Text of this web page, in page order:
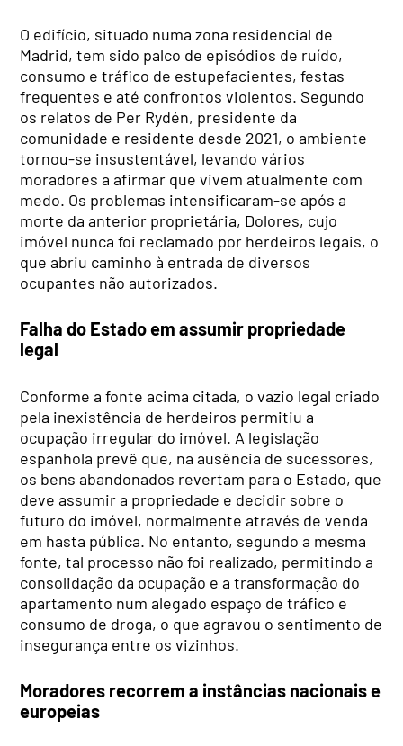
O edifício, situado numa zona residencial de
Madrid, tem sido palco de episódios de ruído,
consumo e tráfico de estupefacientes, festas
frequentes e até confrontos violentos. Segundo
os relatos de Per Rydén, presidente da
comunidade e residente desde 2021, o ambiente
tornou-se insustentável, levando vários
moradores a afirmar que vivem atualmente com
medo. Os problemas intensificaram-se após a
morte da anterior proprietária, Dolores, cujo
imóvel nunca foi reclamado por herdeiros legais, o
que abriu caminho à entrada de diversos
ocupantes não autorizados.
Falha do Estado em assumir propriedade
legal
Conforme a fonte acima citada, o vazio legal criado
pela inexistência de herdeiros permitiu a
ocupação irregular do imóvel. A legislação
espanhola prevê que, na ausência de sucessores,
os bens abandonados revertam para o Estado, que
deve assumir a propriedade e decidir sobre o
futuro do imóvel, normalmente através de venda
em hasta pública. No entanto, segundo a mesma
fonte, tal processo não foi realizado, permitindo a
consolidação da ocupação e a transformação do
apartamento num alegado espaço de tráfico e
consumo de droga, o que agravou o sentimento de
insegurança entre os vizinhos.
Moradores recorrem a instâncias nacionais e
europeias